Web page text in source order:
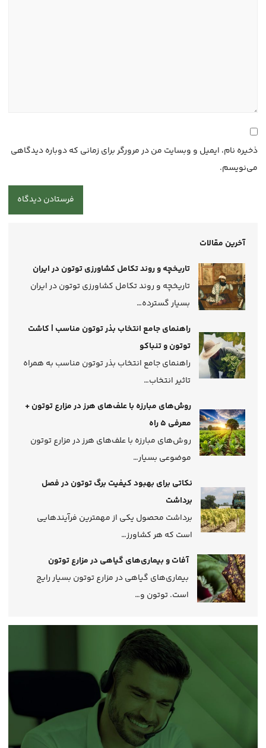
ذخیره نام، ایمیل و وبسایت من در مرورگر برای زمانی که دوباره دیدگاهی
می‌نویسم.
آخرین مقالات
تاریخچه و روند تکامل کشاورزی توتون در ایران
تاریخچه و روند تکامل کشاورزی توتون در ایران
بسیار گسترده…
راهنمای جامع انتخاب بذر توتون مناسب | کاشت
توتون و تنباکو
راهنمای جامع انتخاب بذر توتون مناسب به همراه
تاثیر انتخاب…
روش‌‌های مبارزه با علف‌های هرز در مزارع توتون +
معرفی 5 راه
روش‌های مبارزه با علف‌های هرز در مزارع توتون
موضوعی بسیار…
نکاتی برای بهبود کیفیت برگ توتون در فصل
برداشت
برداشت محصول یکی از مهمترین فرآیندهایی
است که هر کشاورز…
آفات و بیماری‌های گیاهی در مزارع توتون
بیماری‌های گیاهی در مزارع توتون بسیار رایج
است. توتون و…